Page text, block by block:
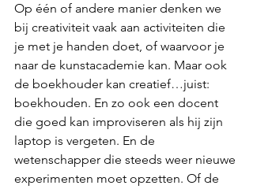
Op één of andere manier denken we
bij creativiteit vaak aan activiteiten die
je met je handen doet, of waarvoor je
naar de kunstacademie kan. Maar ook
de boekhouder kan creatief…juist:
boekhouden. En zo ook een docent
die goed kan improviseren als hij zijn
laptop is vergeten. En de
wetenschapper die steeds weer nieuwe
experimenten moet opzetten. Of de